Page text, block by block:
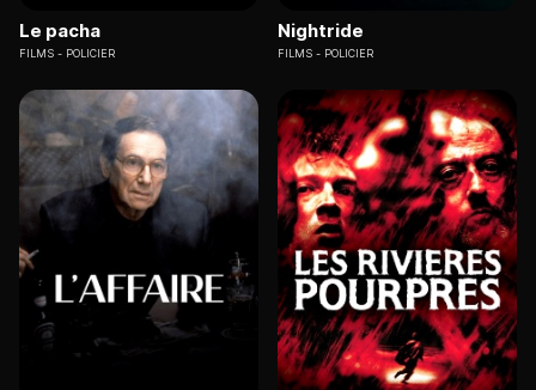
Le pacha
FILMS POLICIER
Nightride
FILMS POLICIER